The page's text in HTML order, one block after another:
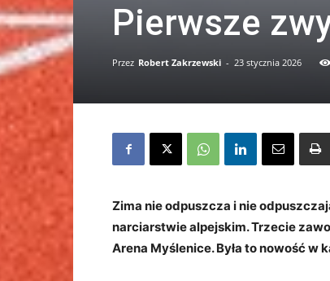
Pierwsze
Przez Robert Zakrzewski - 23 stycznia 2026
Zima nie odpuszcza i nie
narciarstwie alpejskim. Trzecie
Arena Myślenice. Była to nowość w